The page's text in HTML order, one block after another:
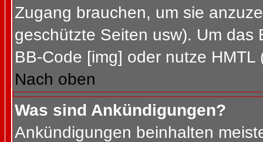
Zugang brauchen, um sie
geschützte Seiten usw). Um
BB-Code [img] oder nutze HMTL
Nach oben
Was sind Ankündigungen?
Ankündigungen beinhalten